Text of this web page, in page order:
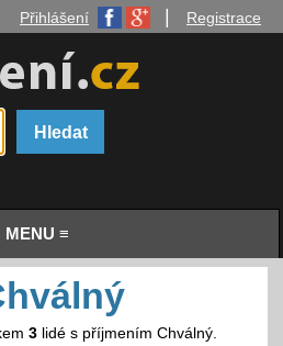
Přihlášení Registrace
MENU ≡
3lidé s příjmením Chválný.